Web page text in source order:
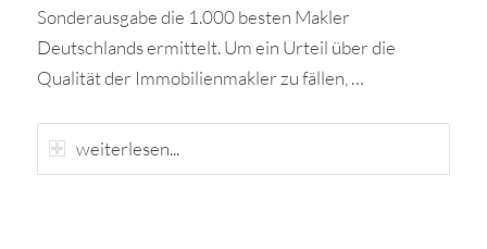
Sonderausgabe die 1.000 besten Makler
Deutschlands ermittelt. Um ein Urteil über die
Qualität der Immobilienmakler zu fällen, …
weiterlesen...